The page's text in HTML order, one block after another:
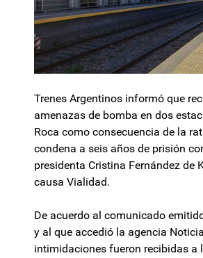
Trenes Argentinos informó que
amenazas de bomba en dos
Roca como consecuencia de la
condena a seis años de prisión
presidenta Cristina Fernández de
causa Vialidad.
De acuerdo al comunicado
y al que accedió la agencia
intimidaciones fueron recibidas a